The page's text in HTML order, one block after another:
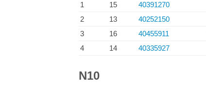
1
15 40391270
2
13 40252150
3
16 40455911
4
14 40335927
N10